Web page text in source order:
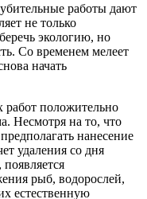
работы дают
не только
экологию, но
Со временем мелеет
начать
работ положительно
Несмотря на то, что
нанесение
удаления со дня
рыб, водорослей,
естественную